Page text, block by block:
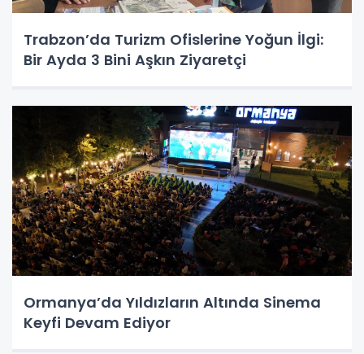
Trabzon’da Turizm Ofislerine Yoğun İlgi:
Bir Ayda 3 Bini Aşkın Ziyaretçi
Ormanya’da Yıldızların Altında Sinema
Keyfi Devam Ediyor